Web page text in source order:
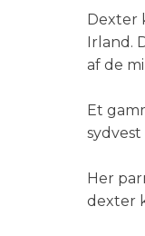
​​Dexter
Irland.
af de
​Et
​Her
dexter